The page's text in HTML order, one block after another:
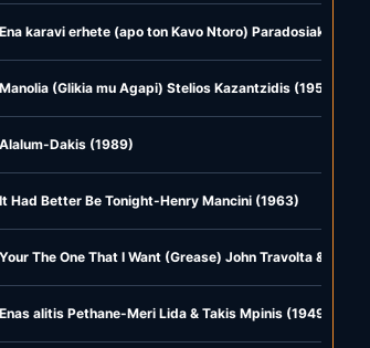
Ena karavi erhete (apo ton Kavo Ntoro) Paradosiako
Manolia (Glikia mu Agapi) Stelios Kazantzidis (1955)
Alalum-Dakis (1989)
It Had Better Be Tonight-Henry Mancini (1963)
Your The One That I Want (Grease) John Travolta &
Enas alitis Pethane-Meri Lida & Takis Mpinis (1949)